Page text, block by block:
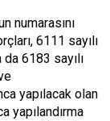
numarasını
6111 sayılı
da 6183 sayılı
yapılacak olan
yapılandırma